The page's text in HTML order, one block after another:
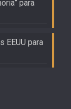
para
EEUU para